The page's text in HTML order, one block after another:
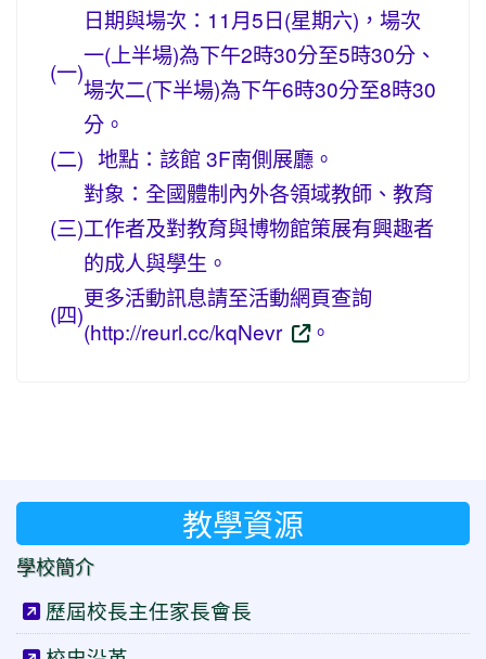
(一)
日期與場次：11月5日(星期六)，場次
一(上半場)為下午2時30分至5時30分、
場次二(下半場)為下午6時30分至8時30
分。
(二) 地點：該館 3F南側展廳。
(三)
對象：全國體制內外各領域教師、教育
工作者及對教育與博物館策展有興趣者
的成人與學生。
(四)
更多活動訊息請至活動網頁查詢
(http://reurl.cc/kqNevr
。
教學資源
學校簡介
歷屆校長主任家長會長